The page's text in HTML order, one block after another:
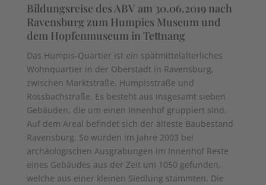
Bildungsreise des ABV am 30.06.2019 nach
Ravensburg zum Humpies Museum und
dem Hopfenmuseum in Tettnang
Das Humpis-Quartier ist ein spätmittelalterliches
Wohnquartier in der Oberstadt in Ravensburg,
zwischen Marktstraße, Humpisstraße und
Rossbachstraße. Es besteht aus insgesamt sieben
Gebäuden, die um einen Innenhof gruppiert sind.
Auf dem Areal befindet sich der älteste Baubestand
Ravensburg. So wurden im Jahre 2003 bei
archäologischen Ausgrabungen im Innenhof Reste
eines Gebäudes aus der Zeit um 1050 gefunden,
welche aus einer kleinen Siedlung stammten. Die